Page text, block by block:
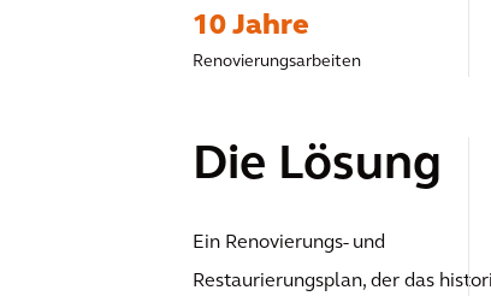
10 Jahre
Renovierungsarbeiten
Die Lösung
Ein Renovierungs- und
Restaurierungsplan, der das